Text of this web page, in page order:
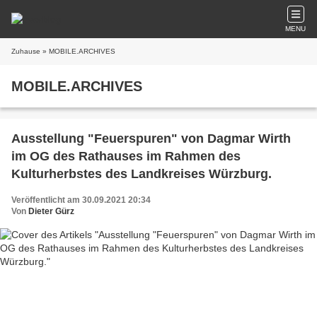
MENU
Zuhause » MOBILE.ARCHIVES
MOBILE.ARCHIVES
Ausstellung "Feuerspuren" von Dagmar Wirth
im OG des Rathauses im Rahmen des
Kulturherbstes des Landkreises Würzburg.
Veröffentlicht am 30.09.2021 20:34
Von Dieter Gürz